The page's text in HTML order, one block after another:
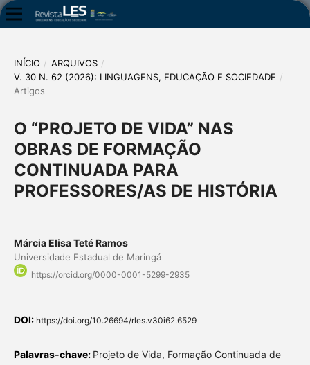
INÍCIO / ARQUIVOS /
V. 30 N. 62 (2026): LINGUAGENS, EDUCAÇÃO E SOCIEDADE /
Artigos
O “PROJETO DE VIDA” NAS
OBRAS DE FORMAÇÃO
CONTINUADA PARA
PROFESSORES/AS DE HISTÓRIA
Márcia Elisa Teté Ramos
Universidade Estadual de Maringá
https://orcid.org/0000-0001-5299-2935
DOI: https://doi.org/10.26694/rles.v30i62.6529
Palavras-chave: Projeto de Vida, Formação Continuada de